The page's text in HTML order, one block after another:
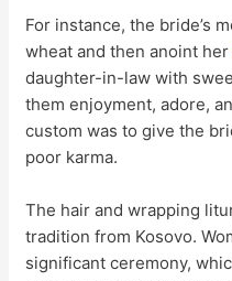
For instance, the bride’s
wheat and then anoint
daughter-in-law with
them enjoyment, adore,
custom was to give the
poor karma.
The hair and wrapping
tradition from Kosovo.
significant ceremony,